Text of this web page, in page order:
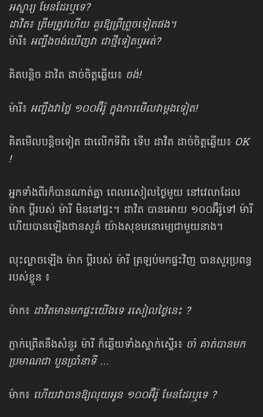
អស្ចារ្យ មែនដែរឬទេ?
ដាវិត៖ ត្រឹមត្រូវហើយ គួរឱ្យព្រឺព្រួចទៀតផង។
ម៉ារី៖ អញ្ចឹងចង់ឃើញវា ជាថ្មីទៀតឬអត់?
គិតបន្តិច ដាវិត ដាច់ចិត្តឆ្លើយ៖​ ចង់!
ម៉ារី៖ អញ្ចឹងវាថ្លៃ ១០០អ៊ឺរ៉ូ ក្នុងការមើលវាម្ដងទៀត!
គិតមើលបន្តិចទៀត ជាលើកទីពីរ ទើប ដាវិត ដាច់ចិត្តឆ្លើយ៖​ OK
!
អ្នកទាំងពីរក៏បានណាត់គ្នា ពេលរសៀលថ្ងៃមួយ នៅវេលាដែល
ម៉ាក ប្ដីរបស់ ម៉ារី មិននៅ​ផ្ទះ។ ដាវិត បានអោយ ១០០អ៊ឺរ៉ូទៅ ម៉ារី
ហើយបានឡើងថានសួគ៌ យ៉ាង​សុខ​មនោរម្យ​ជាមួយ​នាង។
លុះល្ងាចឡើង ម៉ាក ប្ដីរបស់ ម៉ារី ត្រឡប់មកផ្ទះវិញ បានសួរប្រពន្ធ
របស់ខ្លួន ៖
ម៉ាក៖ ដាវិតមានមកផ្ទះយើងទេ រសៀលថ្ងៃនេះ ?
ភ្ញាក់ព្រើតនឹងសំនួរ ម៉ារី ក៏ឆ្លើយទាំងស្ទាក់ស្ទើរ៖ ចា៎ គាត់បានមក
ប្រមាណជា បួនប្រាំ​នាទី …
ម៉ាក៖ ហើយវាបានឱ្យលុយអូន ១០០អ៊ឺរ៉ូ មែនដែរឬទេ ?